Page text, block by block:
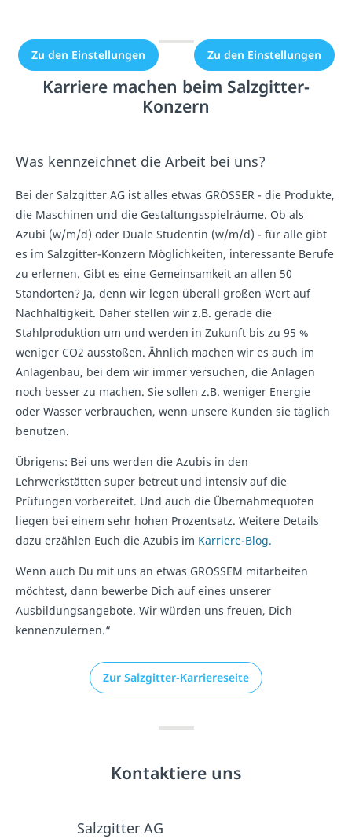
Zu den Einstellungen Zu den Einstellungen
Karriere machen beim Salzgitter-
Konzern
Was kennzeichnet die Arbeit bei uns?
Bei der Salzgitter AG ist alles etwas GRÖSSER - die Produkte,
die Maschinen und die Gestaltungsspielräume. Ob als
Azubi (w/m/d) oder Duale Studentin (w/m/d) - für alle gibt
es im Salzgitter-Konzern Möglichkeiten, interessante Berufe
zu erlernen. Gibt es eine Gemeinsamkeit an allen 50
Standorten? Ja, denn wir legen überall großen Wert auf
Nachhaltigkeit. Daher stellen wir z.B. gerade die
Stahlproduktion um und werden in Zukunft bis zu 95 %
weniger CO2 ausstoßen. Ähnlich machen wir es auch im
Anlagenbau, bei dem wir immer versuchen, die Anlagen
noch besser zu machen. Sie sollen z.B. weniger Energie
oder Wasser verbrauchen, wenn unsere Kunden sie täglich
benutzen.
Übrigens: Bei uns werden die Azubis in den
Lehrwerkstätten super betreut und intensiv auf die
Prüfungen vorbereitet. Und auch die Übernahmequoten
liegen bei einem sehr hohen Prozentsatz. Weitere Details
dazu erzählen Euch die Azubis im Karriere-Blog.
Wenn auch Du mit uns an etwas GROSSEM mitarbeiten
möchtest, dann bewerbe Dich auf eines unserer
Ausbildungsangebote. Wir würden uns freuen, Dich
kennenzulernen.“
Zur Salzgitter-Karriereseite
Kontaktiere uns
Salzgitter AG